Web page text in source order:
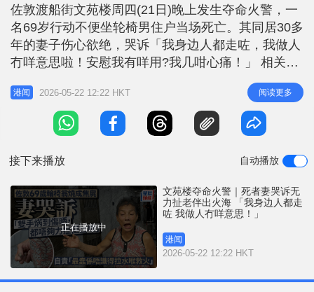
n
n
c
r
e
佐敦渡船街文苑楼周四(21日)晚上发生夺命火警，一
名69岁行动不便坐轮椅男住户当场死亡。其同居30多
年的妻子伤心欲绝，哭诉「我身边人都走咗，我做人
冇咩意思啦！安慰我有咩用?我几咁心痛！」 相关新
闻：多相｜佐敦文苑楼单位起火酿1死4伤 200住客疏
散 大厦外墙搭有棚架 死者69岁朱耀强，本身有哮喘
病，行动不便，出入要轮椅，与他同居30多年的妻子
则靠执纸皮维生，两人相依为命，朱妻对挚爱离世深
港闻 2026-05-22 12:22 HKT 阅读更多
接下来播放 自动播放
正在播放中
文苑楼夺命火警｜死者妻哭诉无
力扯老伴出火海 「我身边人都走
咗 我做人冇咩意思！」
港闻
2026-05-22 12:22 HKT